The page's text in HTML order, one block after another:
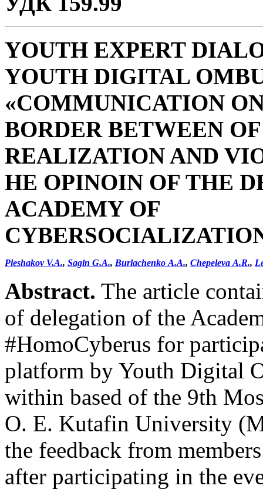
YOUTH EXPERT
YOUTH DIGITAL
«COMMUNICATION
BORDER BETWEEN
REALIZATION AND
HE OPINOIN OF THE
ACADEMYOF
Pleshakov V.A., Sagin G.A., Burlachenko A.A., Chepeleva A.R.,
Abstract. The article
of delegation of the
#HomoCyberus for
platform by Youth Digital
within based of the 9th
O. E. Kutafin University
the feedback from
after participating in the